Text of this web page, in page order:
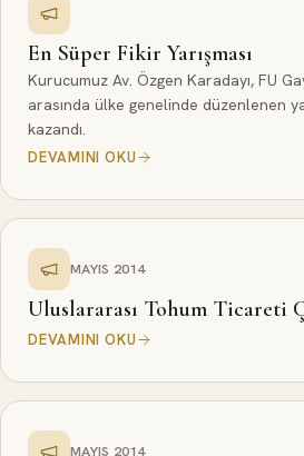
En Süper Fikir Yarışması
Kurucumuz Av. Özgen Karadayı, FU
arasında ülke genelinde düzenlenen
kazandı.
DEVAMINI OKU
MAYIS 2014
Uluslararası Tohum Ticareti
DEVAMINI OKU
MAYIS 2014